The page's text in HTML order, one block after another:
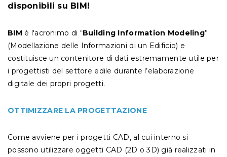
disponibili su BIM!
BIM è l'acronimo di “Building Information Modeling”
(Modellazione delle Informazioni di un Edificio) e
costituisce un contenitore di dati estremamente utile per
i progettisti del settore edile durante l’elaborazione
digitale dei propri progetti.
OTTIMIZZARE LA PROGETTAZIONE
Come avviene per i progetti CAD, al cui interno si
possono utilizzare oggetti CAD (2D o 3D) già realizzati in